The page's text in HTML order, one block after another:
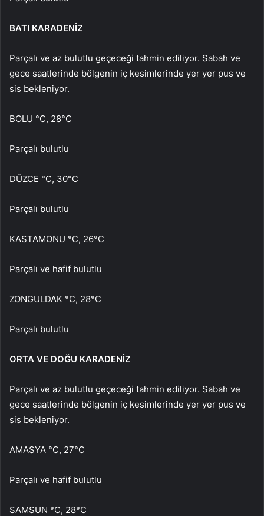
BATI KARADENİZ
Parçalı ve az bulutlu geçeceği tahmin ediliyor. Sabah ve
gece saatlerinde bölgenin iç kesimlerinde yer yer pus ve
sis bekleniyor.
BOLU °C, 28°C
Parçalı bulutlu
DÜZCE °C, 30°C
Parçalı bulutlu
KASTAMONU °C, 26°C
Parçalı ve hafif bulutlu
ZONGULDAK °C, 28°C
Parçalı bulutlu
ORTA VE DOĞU KARADENİZ
Parçalı ve az bulutlu geçeceği tahmin ediliyor. Sabah ve
gece saatlerinde bölgenin iç kesimlerinde yer yer pus ve
sis bekleniyor.
AMASYA °C, 27°C
Parçalı ve hafif bulutlu
SAMSUN °C, 28°C